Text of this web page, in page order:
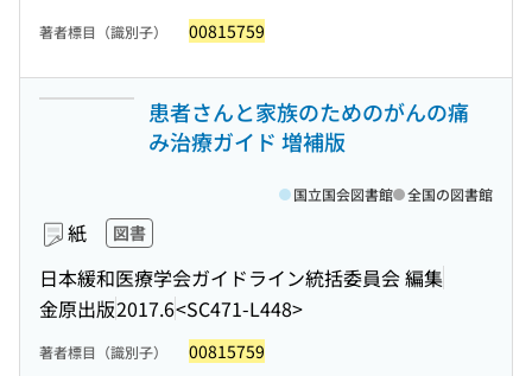
著者標目（識別子） 00815759
患者さんと家族のためのがんの痛
み治療ガイド 増補版
紙 図書
日本緩和医療学会ガイドライン統括委員会 編集
金原出版2017.6<SC471-L448>
国立国会図書館 全国の図書館
著者標目（識別子） 00815759